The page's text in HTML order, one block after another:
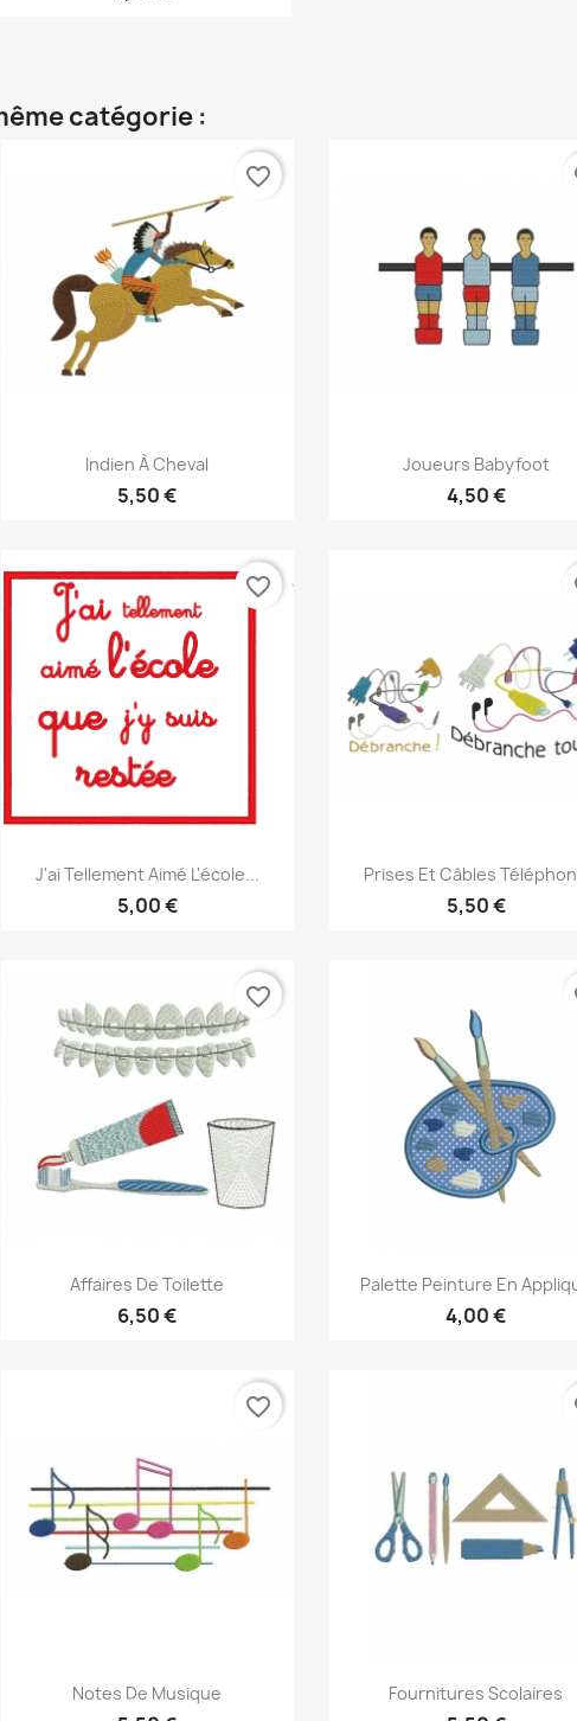
catégorie :
Aperçu rapide
Indien À Cheval
5,50 €
favorite_border
Aperçu rapide
Joueurs Babyfoot
4,50 €
Aperçu rapide
J'ai Tellement Aimé L'école...
5,00 €
favorite_border
Aperçu rapide
Prises Et Câbles
5,50 €
Aperçu rapide
Affaires De Toilette
6,50 €
favorite_border
Aperçu rapide
Palette Peinture En
4,00 €
Aperçu rapide
Notes De Musique
favorite_border
Aperçu rapide
Fournitures Scolaires